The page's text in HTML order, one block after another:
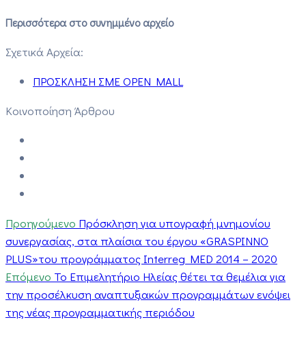
Περισσότερα στο συνημμένο αρχείο
Σχετικά Αρχεία:
ΠΡΟΣΚΛΗΣΗ ΣΜΕ OPEN MALL
Κοινοποίηση Άρθρου
Προηγούμενο Πρόσκληση για υπογραφή μνημονίου
συνεργασίας, στα πλαίσια του έργου «GRASPINNO
PLUS»του προγράμματος Interreg MED 2014 – 2020
Επόμενο Το Επιμελητήριο Ηλείας θέτει τα θεμέλια για
την προσέλκυση αναπτυξιακών προγραμμάτων ενόψει
της νέας προγραμματικής περιόδου